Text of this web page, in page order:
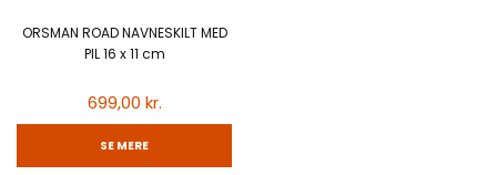
ORSMAN ROAD NAVNESKILT MED
PIL 16 x 11 cm
699,00 kr.
SE MERE